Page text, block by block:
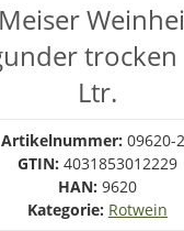
trocken
Ltr.
Artikelnummer: 09620-
GTIN: 4031853012229
HAN: 9620
Kategorie: Rotwein